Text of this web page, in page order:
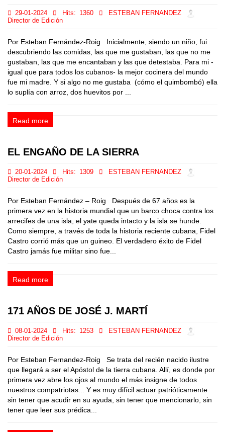
29-01-2024 Hits: 1360
ESTEBAN FERNANDEZ
Director de Edición
Por Esteban Fernández-Roig Inicialmente, siendo un niño, fui
descubriendo las comidas, las que me gustaban, las que no me
gustaban, las que me encantaban y las que detestaba. Para mi -
igual que para todos los cubanos- la mejor cocinera del mundo
fue mi madre. Y si algo no me gustaba (cómo el quimbombó) ella
lo suplía con arroz, dos huevitos por ...
Read more
EL ENGAÑO DE LA SIERRA
20-01-2024 Hits: 1309
ESTEBAN FERNANDEZ
Director de Edición
Por Esteban Fernández – Roig Después de 67 años es la
primera vez en la historia mundial que un barco choca contra los
arrecifes de una isla, el yate queda intacto y la isla se hunde.
Como siempre, a través de toda la historia reciente cubana, Fidel
Castro corrió más que un guineo. El verdadero éxito de Fidel
Castro jamás fue militar sino fue...
Read more
171 AÑOS DE JOSÉ J. MARTÍ
08-01-2024 Hits: 1253
ESTEBAN FERNANDEZ
Director de Edición
Por Esteban Fernandez-Roig Se trata del recién nacido ilustre
que llegará a ser el Apóstol de la tierra cubana. Allí, es donde por
primera vez abre los ojos al mundo el más insigne de todos
nuestros compatriotas... Y es muy difícil actuar patrióticamente
sin tener que acudir en su ayuda, sin tener que mencionarlo, sin
tener que leer sus prédica...